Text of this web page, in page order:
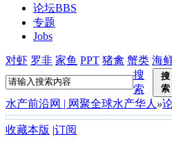
论坛BBS
专题
Jobs
对虾 罗非 家鱼 PPT 猪禽 蟹类 海
搜
索
搜
索
水产前沿网 | 网聚全球水产华人 »
收藏本版 |订阅